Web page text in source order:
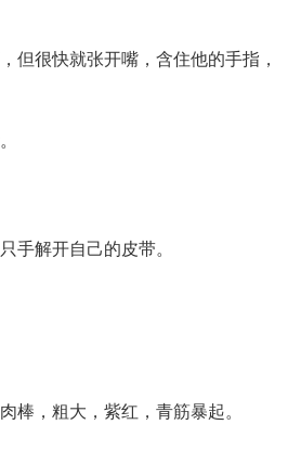
很快就张开嘴，含住他的手指，
解开自己的皮带。
，粗大，紫红，青筋暴起。